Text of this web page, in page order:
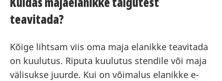
teavitada?
Kõige lihtsam viis oma maja elanikke teavitada
on kuulutus. Riputa kuulutus stendile või maja
välisukse juurde. Kui on võimalus elanikke e-